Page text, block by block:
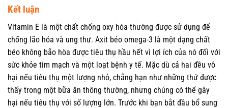
Kết luận
Vitamin E là một chất chống oxy hóa thường được sử dụng để
chống lão hóa và ung thư. Axit béo omega-3 là một dạng chất
béo không bão hòa được tiêu thụ hầu hết vì lợi ích của nó đối với
sức khỏe tim mạch và một loạt bệnh y tế. Mặc dù cả hai đều vô
hại nếu tiêu thụ một lượng nhỏ, chẳng hạn như những thứ được
thấy trong một bữa ăn thông thường, nhưng chúng có thể gây
hại nếu tiêu thụ với số lượng lớn. Trước khi bạn bắt đầu bổ sung